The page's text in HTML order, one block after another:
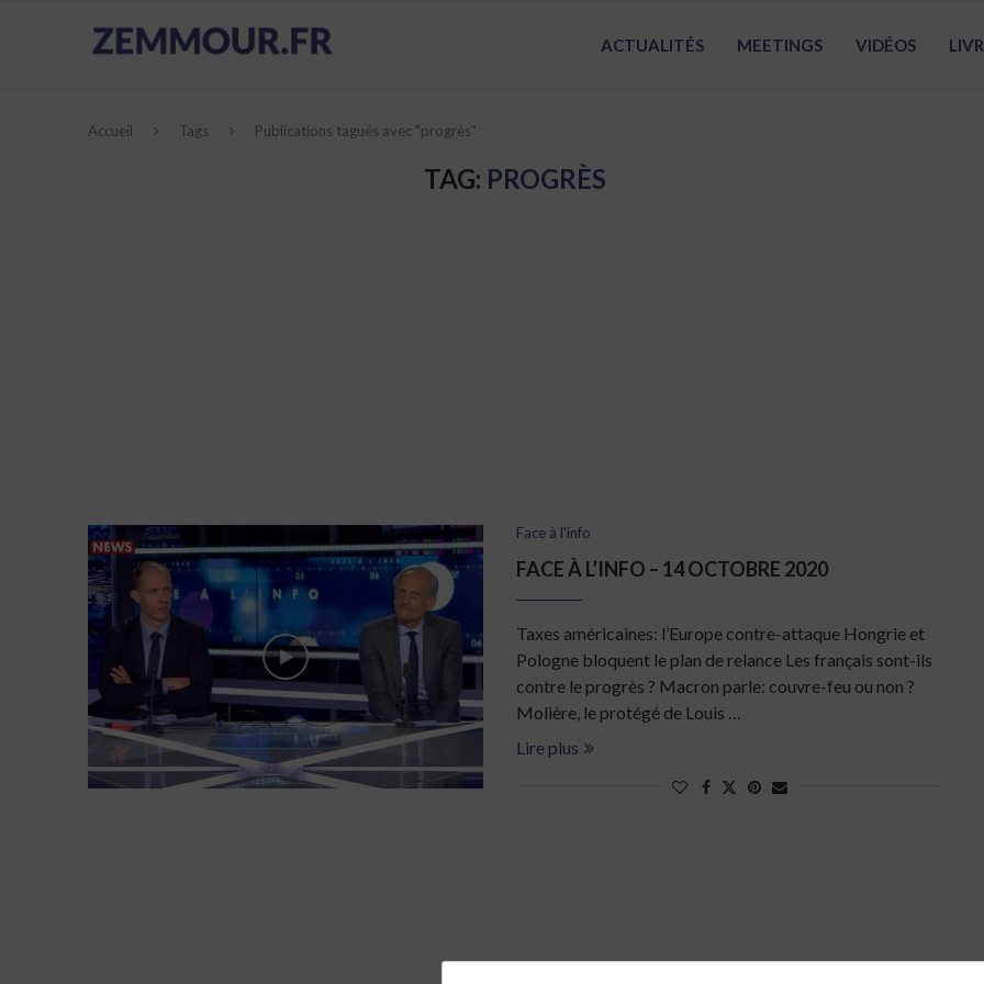
ACTUALITÉS MEETINGS VIDÉOS
Accueil Tags Publications tagués avec "progrès"
TAG: PROGRÈS
Face à l'info
FACE À L’INFO – 14 OCTOBRE 2020
Taxes américaines: l’Europe contre-attaque Hongrie et
Pologne bloquent le plan de relance Les français sont-ils
contre le progrès ? Macron parle: couvre-feu ou non ?
Molière, le protégé de Louis …
Lire plus